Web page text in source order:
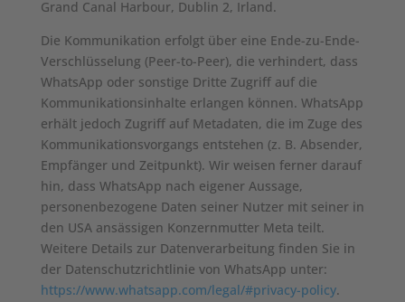
Grand Canal Harbour, Dublin 2, Irland.
Die Kommunikation erfolgt über eine Ende-zu-Ende-
Verschlüsselung (Peer-to-Peer), die verhindert, dass
WhatsApp oder sonstige Dritte Zugriff auf die
Kommunikationsinhalte erlangen können. WhatsApp
erhält jedoch Zugriff auf Metadaten, die im Zuge des
Kommunikationsvorgangs entstehen (z. B. Absender,
Empfänger und Zeitpunkt). Wir weisen ferner darauf
hin, dass WhatsApp nach eigener Aussage,
personenbezogene Daten seiner Nutzer mit seiner in
den USA ansässigen Konzernmutter Meta teilt.
Weitere Details zur Datenverarbeitung finden Sie in
der Datenschutzrichtlinie von WhatsApp unter:
https://www.whatsapp.com/legal/#privacy-policy.